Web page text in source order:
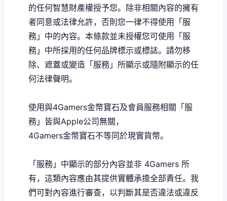
的任何智慧財產權授予您。除非相關內容的擁有
者同意或法律允許，否則您一律不得使用「服
務」中的內容。本條款並未授權您可使用「服
務」中所採用的任何品牌標示或標誌。請勿移
除、遮蓋或變造「服務」所顯示或隨附顯示的任
何法律聲明。
使用與4Gamers金幣寶石及會員服務相關「服
務」皆與Apple公司無關，
4Gamers金幣寶石不等同於現實貨幣。
「服務」中顯示的部分內容並非 4Gamers 所
有，這類內容應由其提供實體承擔全部責任。我
們可對內容進行審查，以判斷其是否違法或違反